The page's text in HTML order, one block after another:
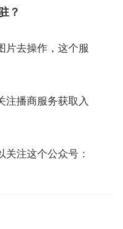
？
片去操作，这个服
注播商服务获取入
注这个公众号：